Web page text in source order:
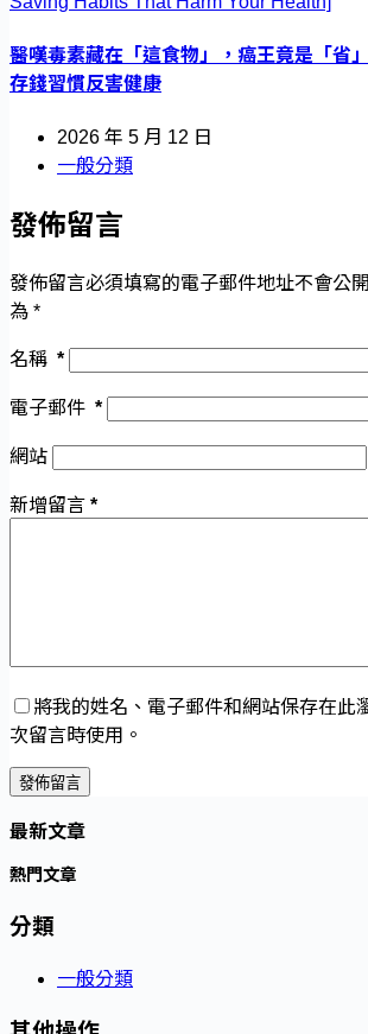
醫嘆毒素藏在「這食物」，癌王竟是「省
存錢習慣反害健康
2026 年 5 月 12 日
一般分類
發佈留言
發佈留言必須填寫的電子郵件地址不會公
為 *
名稱 *
電子郵件 *
網站
新增留言 *
將我的姓名、電子郵件和網站保存在此
次留言時使用。
發佈留言
最新文章
熱門文章
分類
一般分類